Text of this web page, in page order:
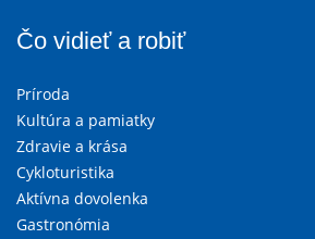
Čo vidieť a robiť
Príroda
Kultúra a pamiatky
Zdravie a krása
Cykloturistika
Aktívna dovolenka
Gastronómia